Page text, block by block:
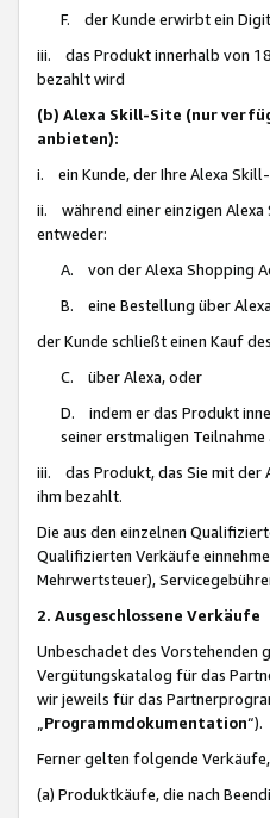
F. der Kunde erwirbt ein
iii. das Produkt innerhalb von
bezahlt wird
(b) Alexa Skill-Site (nur
anbieten):
i. ein Kunde, der Ihre Alexa
ii. während einer einzigen Alexa
entweder:
A. von der Alexa Shopping
B. eine Bestellung über
der Kunde schließt einen Kauf
C. über Alexa, oder
D. indem er das Produkt
seiner erstmaligen
iii. das Produkt, das Sie mit der
ihm bezahlt.
Die aus den einzelnen
Qualifizierten Verkäufe
Mehrwertsteuer),
2. Ausgeschlossene Verkäufe
Unbeschadet des Vorstehenden
Vergütungskatalog für das
wir jeweils für das
Programmdokumentation“).
Ferner gelten folgende
(a) Produktkäufe, die nach